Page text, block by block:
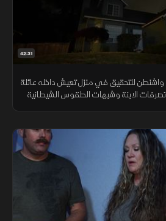
42:31
واشنطن للتحقيق في منزل تعيش داخله عائلة
تصرفات الابنة وشبهات الطقوس الشيطانية